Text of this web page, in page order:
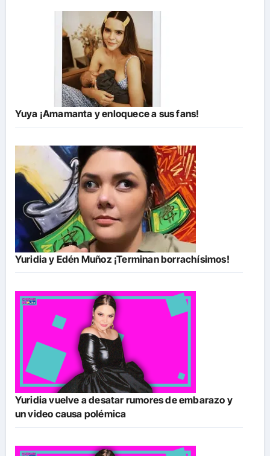
Yuya ¡Amamanta y enloquece a sus fans!
Yuridia y Edén Muñoz ¡Terminan borrachísimos!
Yuridia vuelve a desatar rumores de embarazo y
un video causa polémica